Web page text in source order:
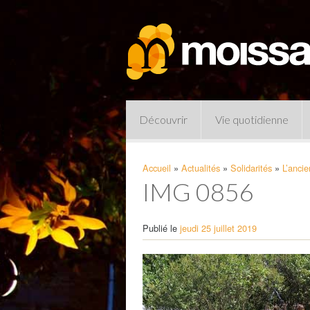
Découvrir Vie quotidienne
Pharmacies de garde
Accueil » Actualités » Solidarités »
IMG 0856
Publié le jeudi 25 juillet 2019